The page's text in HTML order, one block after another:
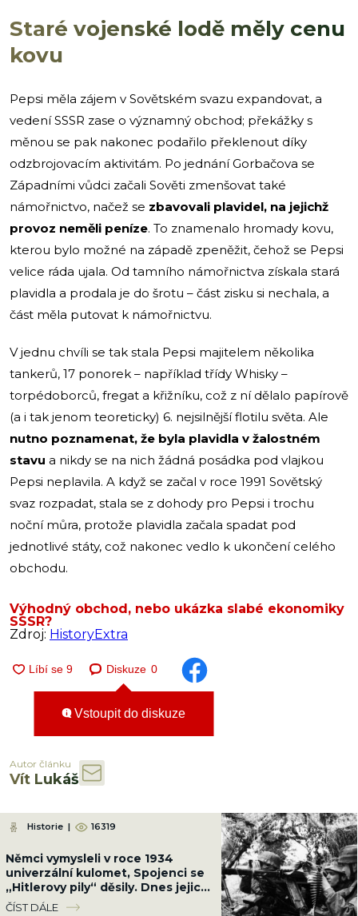
Staré vojenské lodě měly cenu
kovu
Pepsi měla zájem v Sovětském svazu expandovat, a
vedení SSSR zase o významný obchod; překážky s
měnou se pak nakonec podařilo překlenout díky
odzbrojovacím aktivitám. Po jednání Gorbačova se
Západními vůdci začali Sověti zmenšovat také
námořnictvo, načež se zbavovali plavidel, na jejichž
provoz neměli peníze. To znamenalo hromady kovu,
kterou bylo možné na západě zpeněžit, čehož se Pepsi
velice ráda ujala. Od tamního námořnictva získala stará
plavidla a prodala je do šrotu – část zisku si nechala, a
část měla putovat k námořnictvu.
V jednu chvíli se tak stala Pepsi majitelem několika
tankerů, 17 ponorek – například třídy Whisky –
torpédoborců, fregat a křižníku, což z ní dělalo papírově
(a i tak jenom teoreticky) 6. nejsilnější flotilu světa. Ale
nutno poznamenat, že byla plavidla v žalostném
stavu a nikdy se na nich žádná posádka pod vlajkou
Pepsi neplavila. A když se začal v roce 1991 Sovětský
svaz rozpadat, stala se z dohody pro Pepsi i trochu
noční můra, protože plavidla začala spadat pod
jednotlivé státy, což nakonec vedlo k ukončení celého
obchodu.
Výhodný obchod, nebo ukázka slabé ekonomiky
SSSR?
Zdroj: HistoryExtra
Diskuze 0
Vstoupit do diskuze
Autor článku
Vít Lukáš
Historie | 16319
Němci vymysleli v roce 1934
univerzální kulomet, Spojenci se
„Hitlerovy pily“ děsily. Dnes jejich
koncept používá celý svět
ČÍST DÁLE